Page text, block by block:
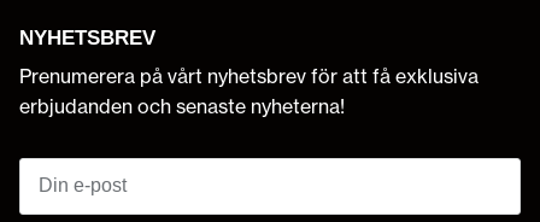
NYHETSBREV
Prenumerera på vårt nyhetsbrev för att få exklusiva
erbjudanden och senaste nyheterna!